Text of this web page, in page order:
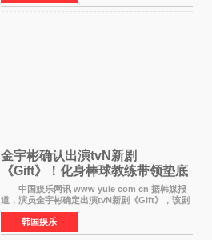
是张翼走进易学
金宇彬确认出演tvN新剧
《Gift》！化身棒球教练带领垫底
球队逆袭
中国娱乐网讯 www yule com cn 据韩媒报
道，演员金宇彬确定出演tvN新剧《Gift》，该剧
预计将于下半年播出，引发观众高度期待。
本剧改编自同名网络漫画，讲述一位经历意外事
故后获得特殊
韩国娱乐